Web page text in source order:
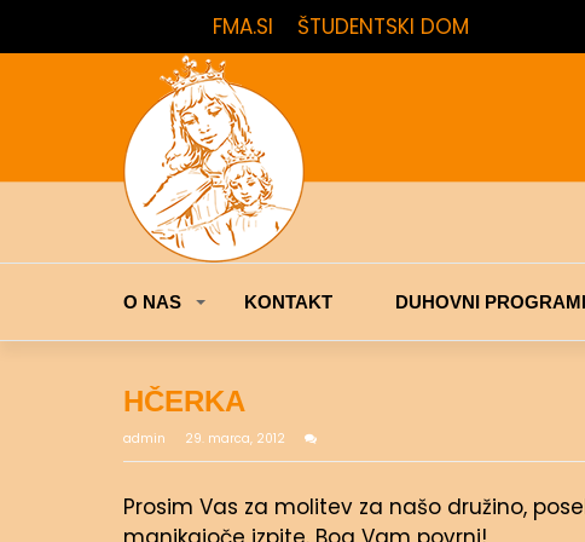
FMA.SI ŠTUDENTSKI DOM
O NAS KONTAKT DUHOVNI PROGRAMI
HČERKA
admin 29. marca, 2012
Prosim Vas za molitev za našo družino,